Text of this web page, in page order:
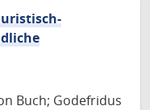
Buch; Godefridus